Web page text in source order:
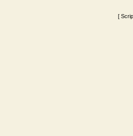
[